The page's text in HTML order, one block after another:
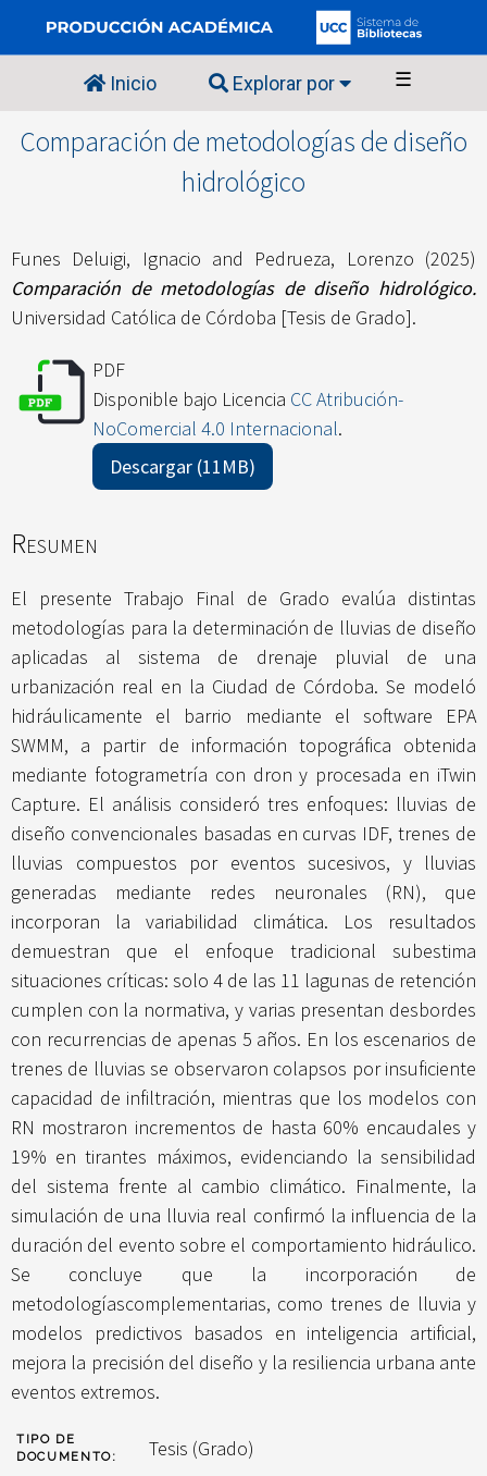
Inicio Explorar por ☰
Comparación de metodologías de diseño
hidrológico
Funes Deluigi, Ignacio and Pedrueza, Lorenzo (2025)
Comparación de metodologías de diseño hidrológico.
Universidad Católica de Córdoba [Tesis de Grado].
PDF
Disponible bajo Licencia CC Atribución-
NoComercial 4.0 Internacional.
Descargar (11MB)
Resumen
El presente Trabajo Final de Grado evalúa distintas
metodologías para la determinación de lluvias de diseño
aplicadas al sistema de drenaje pluvial de una
urbanización real en la Ciudad de Córdoba. Se modeló
hidráulicamente el barrio mediante el software EPA
SWMM, a partir de información topográfica obtenida
mediante fotogrametría con dron y procesada en iTwin
Capture. El análisis consideró tres enfoques: lluvias de
diseño convencionales basadas en curvas IDF, trenes de
lluvias compuestos por eventos sucesivos, y lluvias
generadas mediante redes neuronales (RN), que
incorporan la variabilidad climática. Los resultados
demuestran que el enfoque tradicional subestima
situaciones críticas: solo 4 de las 11 lagunas de retención
cumplen con la normativa, y varias presentan desbordes
con recurrencias de apenas 5 años. En los escenarios de
trenes de lluvias se observaron colapsos por insuficiente
capacidad de infiltración, mientras que los modelos con
RN mostraron incrementos de hasta 60% encaudales y
19% en tirantes máximos, evidenciando la sensibilidad
del sistema frente al cambio climático. Finalmente, la
simulación de una lluvia real confirmó la influencia de la
duración del evento sobre el comportamiento hidráulico.
Se concluye que la incorporación de
metodologíascomplementarias, como trenes de lluvia y
modelos predictivos basados en inteligencia artificial,
mejora la precisión del diseño y la resiliencia urbana ante
eventos extremos.
TIPO DE
DOCUMENTO:
Tesis (Grado)